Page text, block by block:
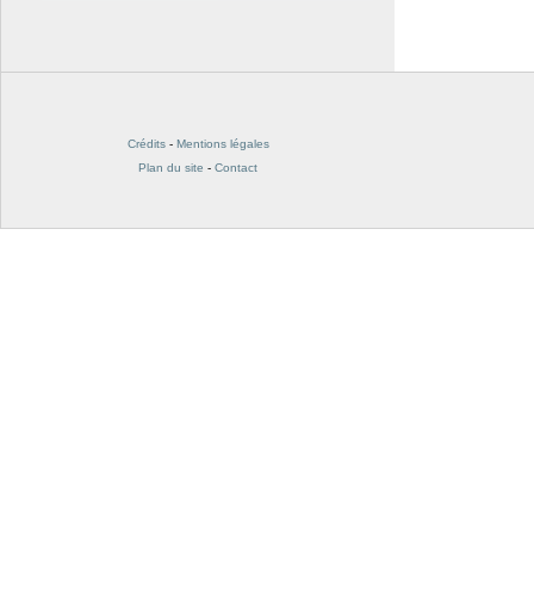
Crédits- Mentions légales
Plan du site - Contact